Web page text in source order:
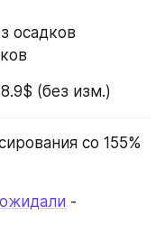
осадков
(без изм.)
со 155%
-